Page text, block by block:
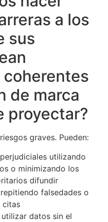
a los
sus
de marca
proyectar?
graves. Pueden:
utilizando
o minimizando los
difundir
falsedades o
citas
datos sin el